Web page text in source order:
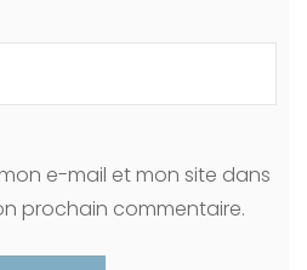
e-mail et mon site dans
prochain commentaire.